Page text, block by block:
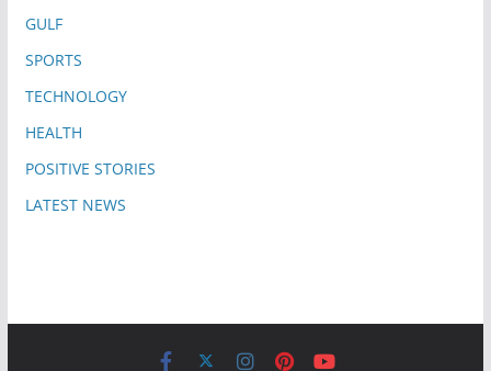
GULF
SPORTS
TECHNOLOGY
HEALTH
POSITIVE STORIES
LATEST NEWS